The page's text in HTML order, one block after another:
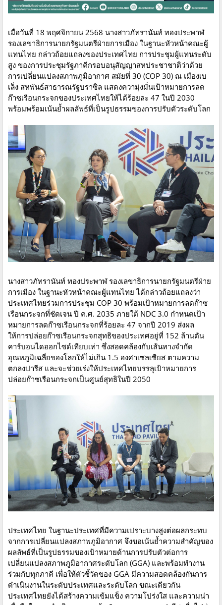
เมื่อวันที่ 18 พฤศจิกายน 2568 นางสาวภัทรานันท์ ทองประพาฬ
รองเลขาธิการนายกรัฐมนตรีฝ่ายการเมือง ในฐานะหัวหน้าคณะผู้
แทนไทย กล่าวถ้อยแถลงของประเทศไทย การประชุมผู้แทนระดับ
สูง ของการประชุมรัฐภาคีกรอบอนุสัญญาสหประชาชาติว่าด้วย
การเปลี่ยนแปลงสภาพภูมิอากาศ สมัยที่ 30 (COP 30) ณ เมืองเบ
เล็ง สหพันธ์สาธารณรัฐบราซิล แสดงความุ่งมั่นเป้าหมายการลด
ก๊าซเรือนกระจกของประเทศไทยให้ได้ร้อยละ 47 ในปี 2030
พร้อมพร้อมเน้นย้ำผลลัพธ์ที่เป็นรูปธรรมของการปรับตัวระดับโลก
นางสาวภัทรานันท์ ทองประพาฬ รองเลขาธิการนายกรัฐมนตรีฝ่าย
การเมือง ในฐานะหัวหน้าคณะผู้แทนไทย ได้กล่าวถ้อยแถลงว่า
ประเทศไทยร่วมการประชุม COP 30 พร้อมเป้าหมายการลดก๊าซ
เรือนกระจกที่ชัดเจน ปี ค.ศ. 2035 ภายใต้ NDC 3.0 กำหนดเป้า
หมายการลดก๊าซเรือนกระจกที่ร้อยละ 47 จากปี 2019 ส่งผล
ให้การปล่อยก๊าซเรือนกระจกสุทธิของประเทศอยู่ที่ 152 ล้านตัน
คาร์บอนไดออกไซด์เทียบเท่า ซึ่งสอดคล้องกับเส้นทางจำกัด
อุณหภูมิเฉลี่ยของโลกให้ไม่เกิน 1.5 องศาเซลเซียส ตามความ
ตกลงปารีส และจะช่วยเร่งให้ประเทศไทยบรรลุเป้าหมายการ
ปล่อยก๊าซเรือนกระจกเป็นศูนย์สุทธิในปี 2050
ประเทศไทย ในฐานะประเทศที่มีความเปราะบางสูงต่อผลกระทบ
จากการเปลี่ยนแปลงสภาพภูมิอากาศ จึงขอเน้นย้ำความสำคัญของ
ผลลัพธ์ที่เป็นรูปธรรมของเป้าหมายด้านการปรับตัวต่อการ
เปลี่ยนแปลงสภาพภูมิอากาศระดับโลก (GGA) และพร้อมทำงาน
ร่วมกับทุกภาคี เพื่อให้ตัวชี้วัดของ GGA มีความสอดคล้องกันการ
ดำเนินงานในระดับประเทศและระดับโลก ขณะเดียวกัน
ประเทศไทยยังได้สร้างความเข้มแข็ง ความโปร่งใส และความน่า